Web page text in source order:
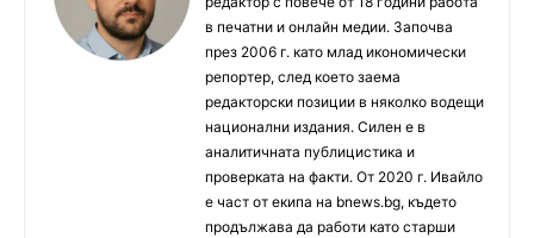
в печатни и онлайн медии. Започва
през 2006 г. като млад икономически
репортер, след което заема
редакторски позиции в няколко водещи
национални издания. Силен е в
аналитичната публицистика и
проверката на факти. От 2020 г. Ивайло
е част от екипа на bnews.bg, където
продължава да работи като старши